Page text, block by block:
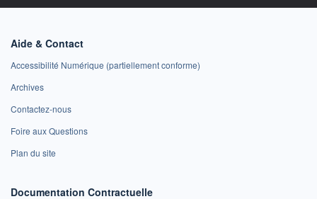
Aide & Contact
Accessibilité Numérique (partiellement conforme)
Archives
Contactez-nous
Foire aux Questions
Plan du site
Documentation Contractuelle